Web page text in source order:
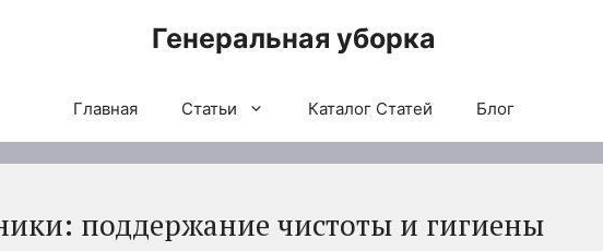
Генеральная уборка
Главная Статьи Каталог Статей Блог
поддержание чистоты и гигиены